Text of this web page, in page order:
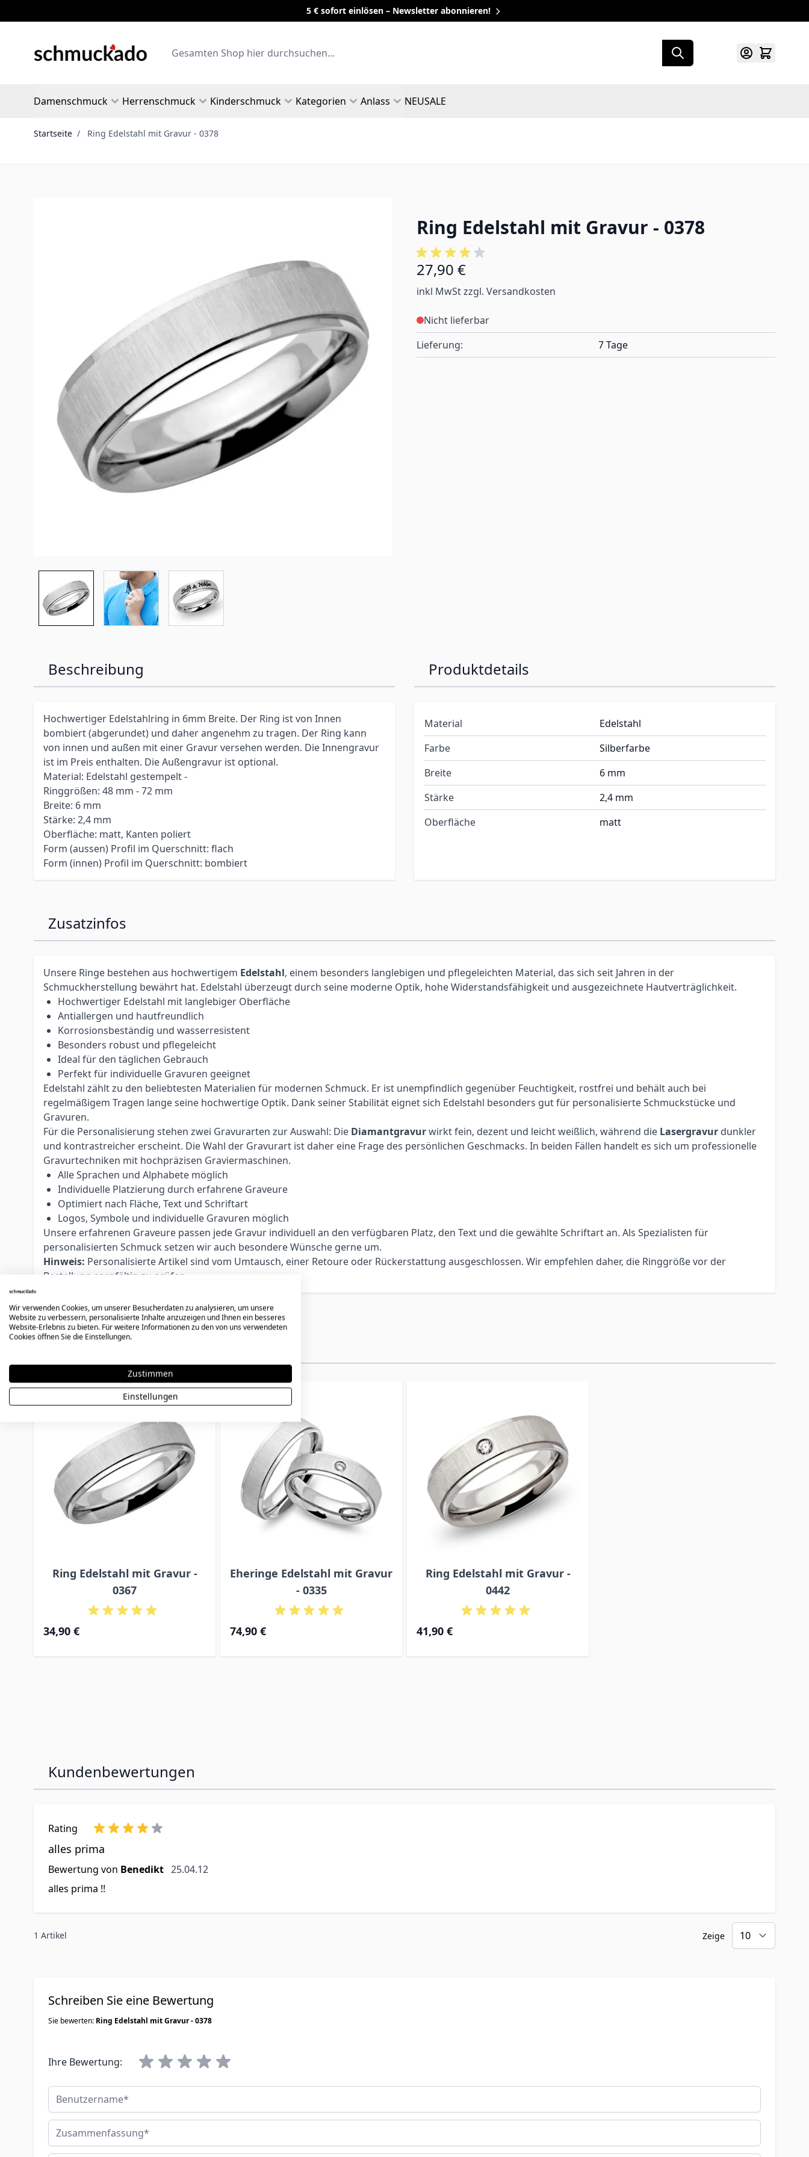
5 € sofort einlösen – Newsletter abonnieren!
Search
Damenschmuck Herrenschmuck Kinderschmuck Kategorien Anlass NEUSALE
Startseite / Ring Edelstahl mit Gravur - 0378
Ring Edelstahl mit Gravur - 0378
27,90 €
inkl MwSt zzgl. Versandkosten
Nicht lieferbar
Lieferung:
7 Tage
Beschreibung
Hochwertiger Edelstahlring in 6mm Breite. Der Ring ist von Innen
bombiert (abgerundet) und daher angenehm zu tragen. Der Ring kann
von innen und außen mit einer Gravur versehen werden. Die Innengravur
ist im Preis enthalten. Die Außengravur ist optional.
Material: Edelstahl gestempelt -
Ringgrößen: 48 mm - 72 mm
Breite: 6 mm
Stärke: 2,4 mm
Oberfläche: matt, Kanten poliert
Form (aussen) Profil im Querschnitt: flach
Form (innen) Profil im Querschnitt: bombiert
Produktdetails
Material
Edelstahl
Farbe
Silberfarbe
Breite
6 mm
Stärke
2,4 mm
Oberfläche
matt
Zusatzinfos
Unsere Ringe bestehen aus hochwertigem Edelstahl, einem besonders langlebigen und pflegeleichten Material, das sich seit Jahren in der
Schmuckherstellung bewährt hat. Edelstahl überzeugt durch seine moderne Optik, hohe Widerstandsfähigkeit und ausgezeichnete Hautverträglichkeit.
Hochwertiger Edelstahl mit langlebiger Oberfläche
Antiallergen und hautfreundlich
Korrosionsbeständig und wasserresistent
Besonders robust und pflegeleicht
Ideal für den täglichen Gebrauch
Perfekt für individuelle Gravuren geeignet
Edelstahl zählt zu den beliebtesten Materialien für modernen Schmuck. Er ist unempfindlich gegenüber Feuchtigkeit, rostfrei und behält auch bei
regelmäßigem Tragen lange seine hochwertige Optik. Dank seiner Stabilität eignet sich Edelstahl besonders gut für personalisierte Schmuckstücke und
Gravuren.
Für die Personalisierung stehen zwei Gravurarten zur Auswahl: Die Diamantgravurwirkt fein, dezent und leicht weißlich, während die Lasergravur dunkler
und kontrastreicher erscheint. Die Wahl der Gravurart ist daher eine Frage des persönlichen Geschmacks. In beiden Fällen handelt es sich um professionelle
Gravurtechniken mit hochpräzisen Graviermaschinen.
Alle Sprachen und Alphabete möglich
Individuelle Platzierung durch erfahrene Graveure
Optimiert nach Fläche, Text und Schriftart
Logos, Symbole und individuelle Gravuren möglich
Unsere erfahrenen Graveure passen jede Gravur individuell an den verfügbaren Platz, den Text und die gewählte Schriftart an. Als Spezialisten für
personalisierten Schmuck setzen wir auch besondere Wünsche gerne um.
Hinweis: Personalisierte Artikel sind vom Umtausch, einer Retoure oder Rückerstattung ausgeschlossen. Wir empfehlen daher, die Ringgröße vor der
Bestellung sorgfältig zu prüfen.
Weitere Varianten
Press to skip carousel
Ring Edelstahl mit Gravur -
0367
34,90 €
Eheringe Edelstahl mit Gravur
- 0335
74,90 €
Ring Edelstahl mit Gravur -
0442
41,90 €
Kundenbewertungen
Rating
alles prima
Bewertung von Benedikt 25. April 2012
25.04.12
alles prima !!
1 Artikel Zeige
Schreiben Sie eine Bewertung
Sie bewerten: Ring Edelstahl mit Gravur - 0378
Ihre Bewertung:
Benutzername
Zusammenfassung
Wir verwenden Cookies, um unserer Besucherdaten zu analysieren, um unsere
Website zu verbessern, personalisierte Inhalte anzuzeigen und Ihnen ein besseres
Website-Erlebnis zu bieten. Für weitere Informationen zu den von uns verwendeten
Cookies öffnen Sie die Einstellungen.
Zustimmen
Einstellungen